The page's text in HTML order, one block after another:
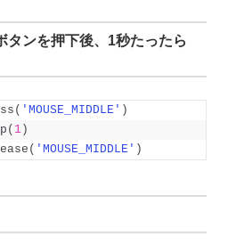
タンを押下後、1秒たったら
( 'MOUSE_MIDDLE' )
( 1 )
( 'MOUSE_MIDDLE' )